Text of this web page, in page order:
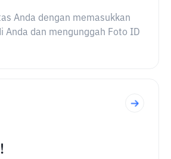
Anda dengan memasukkan
Anda dan mengunggah Foto ID